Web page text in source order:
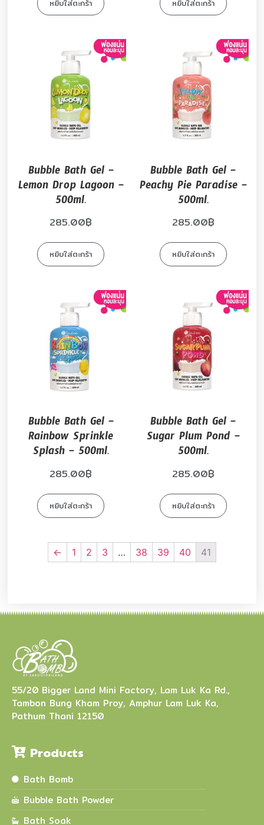
หยิบใส่ตะกร้า หยิบใส่ตะกร้า
Bubble Bath Gel –
Lemon Drop Lagoon –
500ml.
285.00฿
หยิบใส่ตะกร้า
Bubble Bath Gel –
Peachy Pie Paradise –
500ml.
285.00฿
หยิบใส่ตะกร้า
Bubble Bath Gel –
Rainbow Sprinkle
Splash – 500ml.
285.00฿
หยิบใส่ตะกร้า
Bubble Bath Gel –
Sugar Plum Pond –
500ml.
285.00฿
หยิบใส่ตะกร้า
← 1 2 3 … 38 39 40 41
55/20 Bigger Land Mini Factory, Lam Luk Ka Rd.,
Tambon Bung Kham Proy, Amphur Lam Luk Ka,
Pathum Thani 12150
Products
Bath Bomb
Bubble Bath Powder
Bath Soak